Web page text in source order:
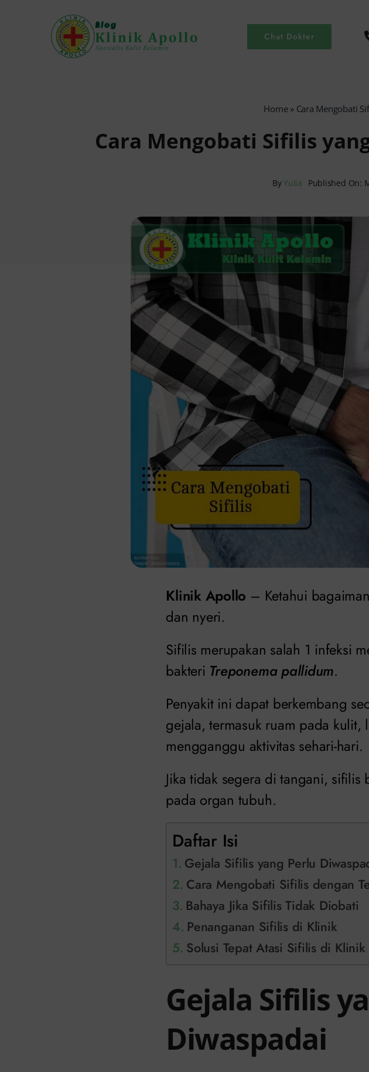
Chat Dokter
Home» Cara Mengobati
Cara Mengobati Sifilis
ByYulia Published On:
Klinik Apollo – Ketahui
dan nyeri.
Sifilis merupakan salah 1 infeksi
bakteri Treponema pallidum.
Penyakit ini dapat berkembang
gejala, termasuk ruam pada
mengganggu aktivitas sehari-hari.
Jika tidak segera di tangani,
pada organ tubuh.
Daftar Isi
Gejala Sifilis yang Perlu
Cara Mengobati Sifilis dengan
Bahaya Jika Sifilis Tidak Diobati
Penanganan Sifilis di Klinik
Solusi Tepat Atasi Sifilis di
Gejala Sifilis
Diwaspadai